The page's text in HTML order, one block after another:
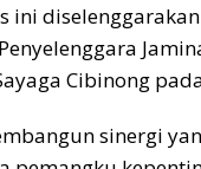
ini
Cibinong
sinergi